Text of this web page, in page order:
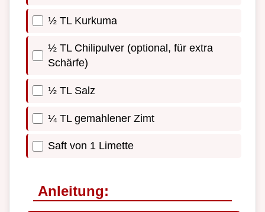
½ TL Kurkuma
½ TL Chilipulver (optional, für extra
Schärfe)
½ TL Salz
¼ TL gemahlener Zimt
Saft von 1 Limette
Anleitung: